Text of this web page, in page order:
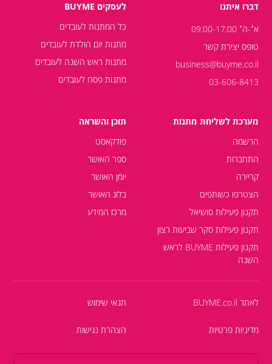
דברו איתנו
א׳-ה׳ 09:00-17:00
טופס יצירת קשר
business@buyme.co.il
03-606-8413
לעסקים BUYME
כל המתנות לעובדים
מתנות יום הולדת לעובדים
מתנות ראש השנה לעובדים
מתנות פסח לעובדים
מערכת לשליחת מתנות
הרשמה
התחברות
קריירה
הצטרפו כשותפים
תקנון פעילות סושיאל
תקנון פעילות סקר שביעות רצון
תקנון פעילות BUYME לראש
השנה
תוכן והשראה
פודקאסט
ספר האושר
יומן האושר
בלוג האושר
מרכז המידע
לאתר BUYME.co.il תנאי שימוש
מדיניות פרטיות הצהרת נגישות